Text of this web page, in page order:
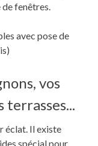
fenêtres.
avec pose de
vos
terrasses...
éclat. Il existe
spécial pour